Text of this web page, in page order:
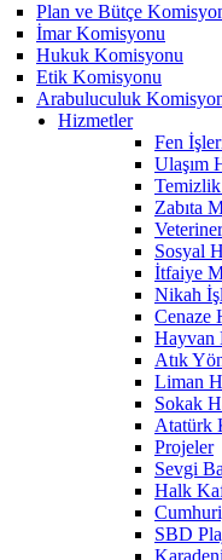
Plan ve Bütçe
İmar Komisyonu
Hukuk Komisyonu
Etik Komisyonu
Arabuluculuk
Hizmetler
Fen
Ulaşım
Zabıta
Sosyal
İtfaiye
Nikah
Cenaze
Hayvan
Atık
Liman
Sokak
Atatürk
Projeler
Sevgi
Halk
SBD